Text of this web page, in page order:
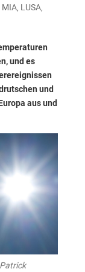
LUSA,
und es
und
aus und